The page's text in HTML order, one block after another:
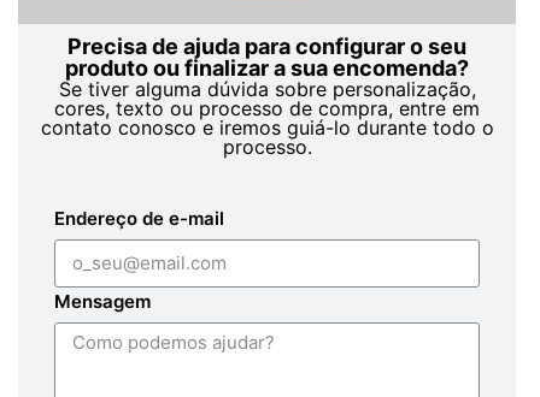
Precisa de ajuda para configurar o seu
produto ou finalizar a sua encomenda?
Se tiver alguma dúvida sobre personalização,
cores, texto ou processo de compra, entre em
contato conosco e iremos guiá-lo durante todo o
processo.
Endereço de e-mail
Mensagem